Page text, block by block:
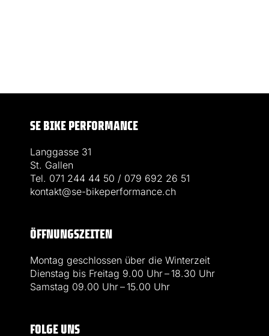
SE BIKE PERFORMANCE
Langgasse 31
St. Gallen
Tel. 071 244 44 50 / 079 692 26 51
kontakt@se-bikeperformance.ch
ÖFFNUNGSZEITEN
Montag geschlossen über die Winterzeit
Dienstag bis Freitag 9.00 Uhr – 18.30 Uhr
Samstag 09.00 Uhr – 15.00 Uhr
FOLGE UNS